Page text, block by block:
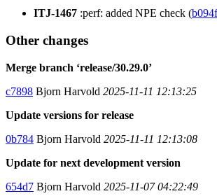
ITJ-1467 :perf: added NPE check (b094f
Other changes
Merge branch ‘release/30.29.0’
c7898 Bjorn Harvold 2025-11-11 12:13:25
Update versions for release
0b784 Bjorn Harvold 2025-11-11 12:13:08
Update for next development version
654d7 Bjorn Harvold 2025-11-07 04:22:49